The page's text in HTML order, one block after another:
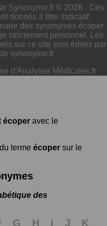
Synonymo.fr © 2026 - Ces
donnés à titre indicatif.
des synonymes écoper
strictement personnel. Les
sur ce site sont édités par
synonymo.fr
d'Analyses Médicales.fr
écoper avec le
terme écoper sur le
des
G H I J K